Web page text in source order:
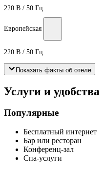
220 В / 50 Гц
Европейская
220 В / 50 Гц
Показать факты об отеле
Услуги и удобства
Популярные
Бесплатный интернет
Бар или ресторан
Конференц-зал
Спа-услуги